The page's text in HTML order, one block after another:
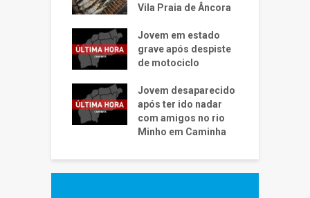
Vila Praia de Âncora
Jovem em estado
grave após despiste
de motociclo
Jovem desaparecido
após ter ido nadar
com amigos no rio
Minho em Caminha